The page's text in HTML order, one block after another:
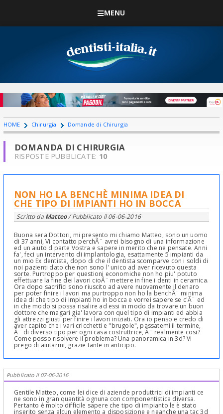
MENU
HOME Chirurgia Domande di Chirurgia
DOMANDA DI CHIRURGIA
RISPOSTE PUBBLICATE: 10
NON HO LA BENCHÈ MINIMA IDEA DI
CHE TIPO DI IMPIANTI HO IN BOCCA
Scritto da Matteo/ Pubblicato il06-06-2016
Buona sera Dottori, mi presento mi chiamo Matteo, sono un uomo
di 37 anni, Vi contatto perchÃ¨ avrei bisogno di una informazione
ed un aiuto d parte Vostra e sapere in merito che ne pensate. Anni
fa', feci un intervento di implantologia, esattamente 5 impianti da
un mio Ex dentista, dopo di che il dentista scomparve con i soldi di
noi pazienti dato che non sono l' unico ad aver ricevuto questa
sorte. Purtroppo per questioni economiche non ho piu' potuto
effettuare la fine dei lavori cioÃ¨ mettere in fine i denti in ceramica.
Ora dopo sacrifici sono riuscito ad avere nuovamente il denaro
per poter finire i lavori ma purtroppo non ho la benchÃ¨ minima
idea di che tipo di impianti ho in bocca e vorrei sapere se c'Ã¨ ed
in che modo si possa risalire ad essi in modo da trovare un buon
dottore che magari gia' lavora con quel tipo di impianti ed abbia
gli attrezzi giusti per finire i lavori iniziati. Ora io penso e credo di
aver capito che i vari cricchetti e "brugole", passatemi il termine,
Ã¨ di diverso tipo per ogni casa costruttrice, Ã¨ realmente cosi?
Come posso risolvere il problema? Una panoramica in 3d? Vi
prego di aiutarmi, grazie tante in anticipo.
Pubblicato il 07-06-2016
Gentile Matteo, come lei dice di aziende produttrici di impianti ce
ne sono in gran quantità ognuna con componentistica diversa.
Pertanto è molto difficile sapere che tipo di impianto le è stato
inserito senza alcun elemento a disposizione e neanche una tac 3d